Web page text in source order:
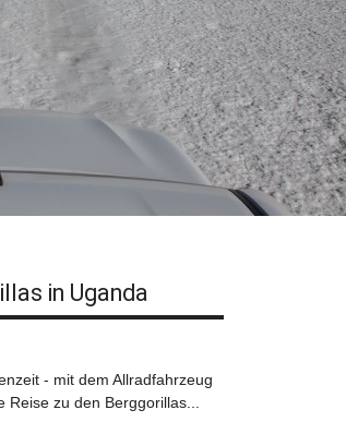
in Uganda
- mit dem Allradfahrzeug
zu den Berggorillas...